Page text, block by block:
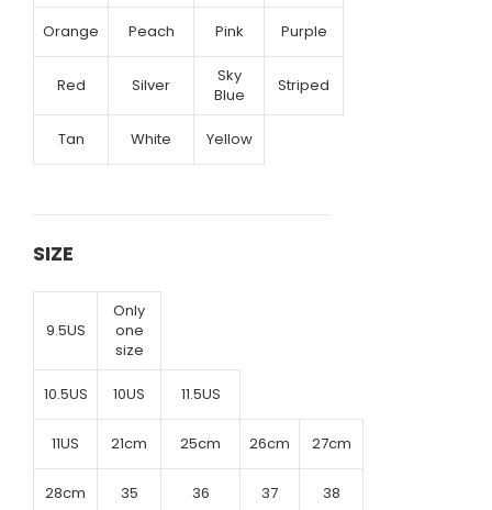
Orange Peach Pink Purple
Red Silver
Sky
Blue
Striped
Tan White Yellow
SIZE
9.5US
Only
one
size
10.5US 10US 11.5US
11US 21cm 25cm 26cm 27cm
28cm 35 36 37 38